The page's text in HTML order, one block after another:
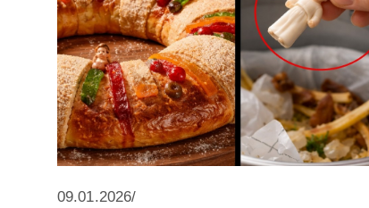
09.01.2026/